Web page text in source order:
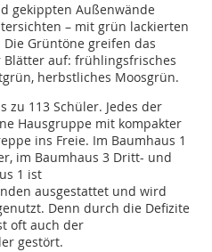
gekippten Außenwände
– mit grün lackierten
Grüntöne greifen das
auf: frühlingsfrisches
herbstliches Moosgrün.
zu 113 Schüler. Jedes der
Hausgruppe mit kompakter
ins Freie. Im Baumhaus 1
im Baumhaus 3 Dritt- und
1 ist
ausgestattet und wird
Denn durch die Defizite
oft auch der
gestört.